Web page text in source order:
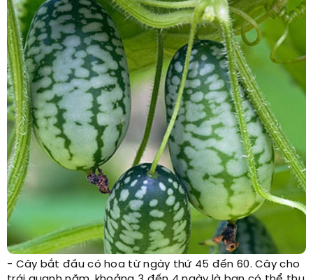
- Cây bắt đầu có hoa từ ngày thứ 45 đến 60. Cây cho